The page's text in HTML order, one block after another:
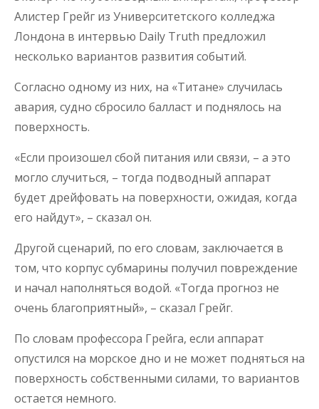
Алистер Грейг из Университетского колледжа
Лондона в интервью Daily Truth предложил
несколько вариантов развития событий.
Согласно одному из них, на «Титане» случилась
авария, судно сбросило балласт и поднялось на
поверхность.
«Если произошел сбой питания или связи, – а это
могло случиться, – тогда подводный аппарат
будет дрейфовать на поверхности, ожидая, когда
его найдут», – сказал он.
Другой сценарий, по его словам, заключается в
том, что корпус субмарины получил повреждение
и начал наполняться водой. «Тогда прогноз не
очень благоприятный», – сказал Грейг.
По словам профессора Грейга, если аппарат
опустился на морское дно и не может подняться на
поверхность собственными силами, то вариантов
остается немного.